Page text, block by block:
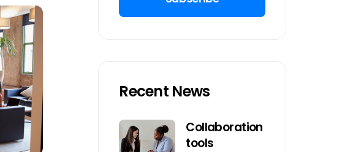
Recent News
Collaboration
tools